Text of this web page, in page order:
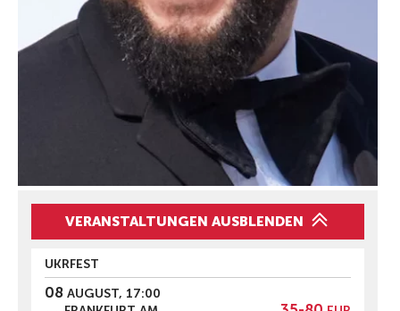
VERANSTALTUNGEN AUSBLENDEN
UKRFEST
08 AUGUST, 17:00